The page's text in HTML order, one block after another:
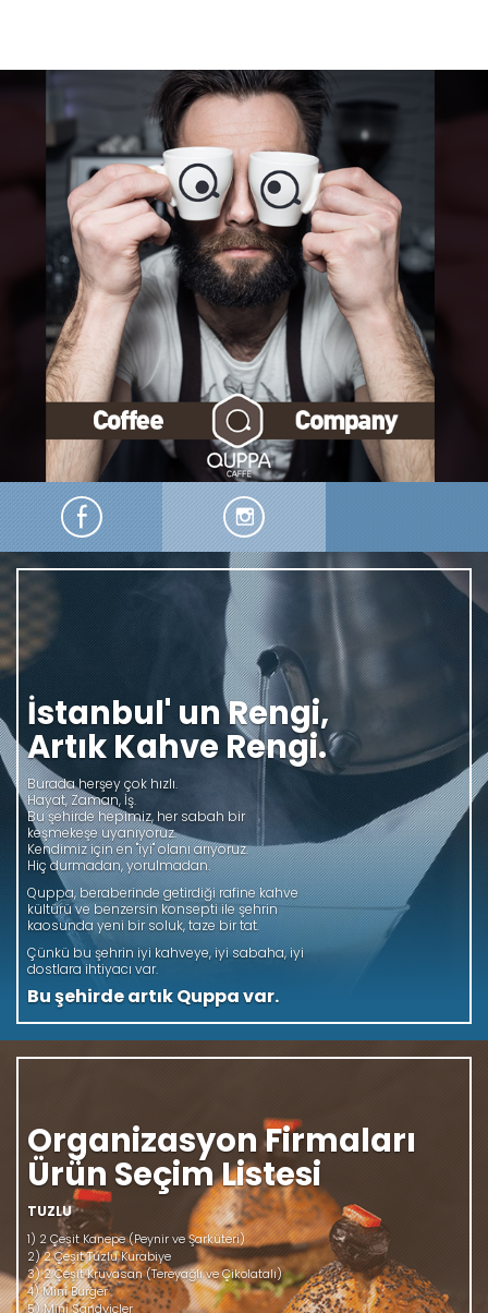
Kendini Tazeliğe Bırak
Quppa Caffe, orijinal kahve çekirdeklerinden
gelen muhteşem aromalar, günlük taze
yiyecekler ve etkileyici ambiyansı ile İtalyan
tarzı zevkler sunar. Quppa Caffe’nin
kahvelerinde, tasarımlarında, şıklığında,
lezzetinde, kalitesinde, tazeliğinde ve
rafineliğinde, İtalyan esintileri hissedilir.
Quppa Caffe günün en zevkli anlarının
yaşandığı yerdir. Quppa' da kendiniz tazeliğe
bırakın.
Organizasyon Firmaları
Ürün Seçim Listesi
TUZLU
1) 2 Çeşit Kanepe (Peynir ve Şarküteri)
2) 2 Çeşit Tuzlu Kurabiye
3) 2 Çeşit Kruvasan (Tereyağlı ve Çikolatalı)
4) Mini Burger
5) Mini Sandviçler